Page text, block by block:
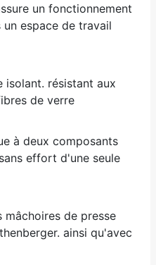
un fonctionnement
espace de travail
isolant. résistant aux
de verre
à deux composants
effort d'une seule
mâchoires de presse
ainsi qu'avec